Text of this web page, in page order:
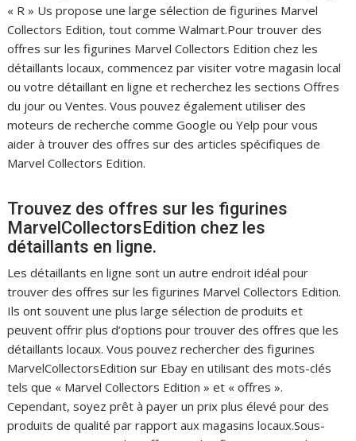
« R » Us propose une large sélection de figurines Marvel
Collectors Edition, tout comme Walmart.Pour trouver des
offres sur les figurines Marvel Collectors Edition chez les
détaillants locaux, commencez par visiter votre magasin local
ou votre détaillant en ligne et recherchez les sections Offres
du jour ou Ventes. Vous pouvez également utiliser des
moteurs de recherche comme Google ou Yelp pour vous
aider à trouver des offres sur des articles spécifiques de
Marvel Collectors Edition.
Trouvez des offres sur les figurines
MarvelCollectorsEdition chez les
détaillants en ligne.
Les détaillants en ligne sont un autre endroit idéal pour
trouver des offres sur les figurines Marvel Collectors Edition.
Ils ont souvent une plus large sélection de produits et
peuvent offrir plus d’options pour trouver des offres que les
détaillants locaux. Vous pouvez rechercher des figurines
MarvelCollectorsEdition sur Ebay en utilisant des mots-clés
tels que « Marvel Collectors Edition » et « offres ».
Cependant, soyez prêt à payer un prix plus élevé pour des
produits de qualité par rapport aux magasins locaux.Sous-